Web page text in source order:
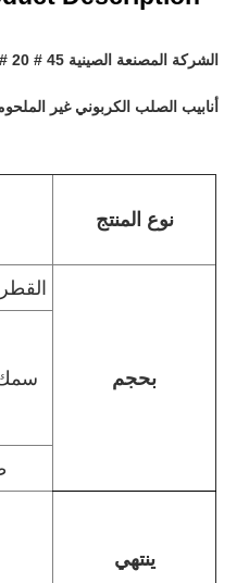
أنابيب الصلب الكربوني غير
نوع المنتج
بحجم سمك
ينتهي